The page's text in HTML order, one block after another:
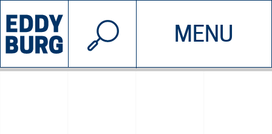
MENU
INIZIATIVE CHI SIAMO
© 2026 EDDYBURG